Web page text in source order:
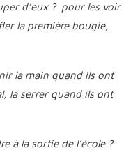
d’eux ? pour les voir
la première bougie,
la main quand ils ont
la serrer quand ils ont
à la sortie de l’école ?